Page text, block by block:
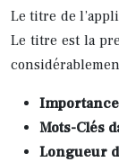
Le titre de
Le titre est la
Mots-Clés
Longueur